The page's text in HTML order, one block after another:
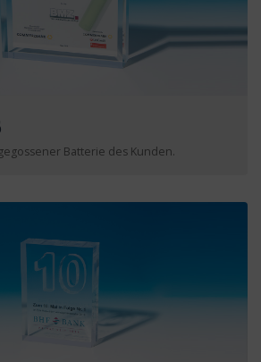
Batterie des Kunden.